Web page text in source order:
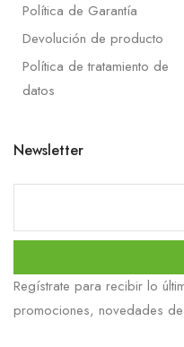
Política de Garantía
Devolución de producto
Política de tratamiento de
datos
Newsletter
Regístrate para recibir lo
promociones, novedades